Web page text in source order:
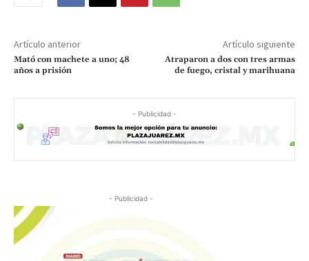
Artículo anterior
Mató con machete a uno; 48
años a prisión
Artículo siguiente
Atraparon a dos con tres armas
de fuego, cristal y marihuana
- Publicidad -
- Publicidad -